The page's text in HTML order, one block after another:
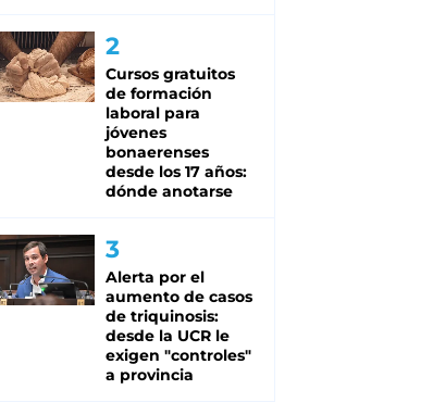
Cursos gratuitos
de formación
laboral para
jóvenes
bonaerenses
desde los 17 años:
dónde anotarse
Alerta por el
aumento de casos
de triquinosis:
desde la UCR le
exigen "controles"
a provincia